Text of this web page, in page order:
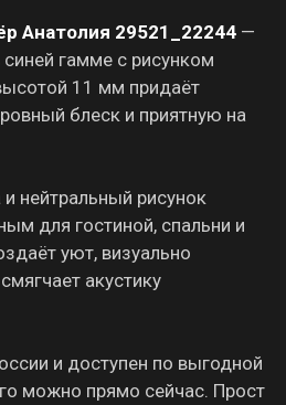
Анатолия 29521_22244 —
гамме с рисунком
11 мм придаёт
блеск и приятную на
нейтральный рисунок
для гостиной, спальни и
уют, визуально
акустику
и доступен по выгодной
можно прямо сейчас. Прост